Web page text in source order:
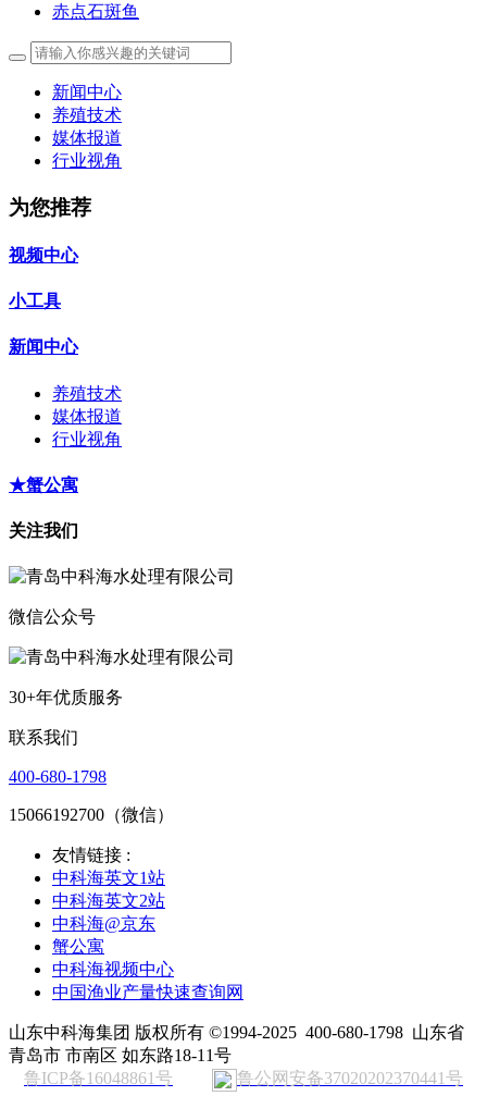
赤点石斑鱼
新闻中心
养殖技术
媒体报道
行业视角
为您推荐
视频中心
小工具
新闻中心
养殖技术
媒体报道
行业视角
★蟹公寓
关注我们
微信公众号
30+年优质服务
联系我们
400-680-1798
15066192700（微信）
友情链接 :
中科海英文1站
中科海英文2站
中科海@京东
蟹公寓
中科海视频中心
中国渔业产量快速查询网
山东中科海集团 版权所有 ©1994-2025 400-680-1798 山东省
青岛市 市南区 如东路18-11号
鲁ICP备16048861号
鲁公网安备37020202370441号